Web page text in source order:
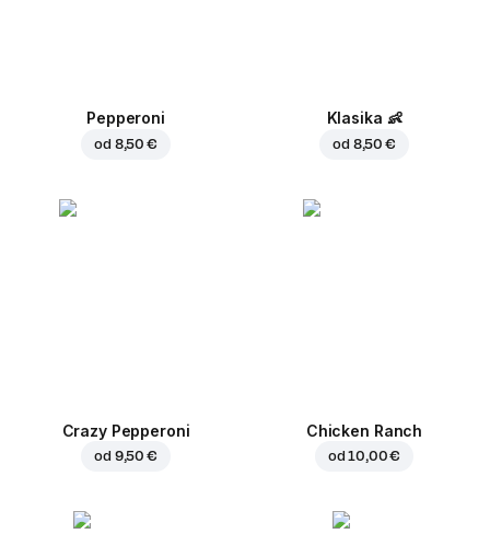
Pepperoni
od 8,50 €
Klasika 👶
od 8,50 €
Crazy Pepperoni
od 9,50 €
Chicken Ranch
od10,00 €